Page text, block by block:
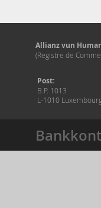
Allianz vun
(Registre de
Post:
B.P. 1013
L-1010